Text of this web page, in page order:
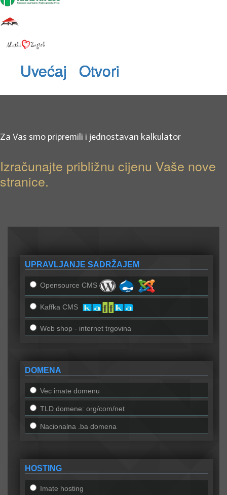
Uvećaj Otvori
Uvećaj Otvori
Uvećaj Otvori
Uvećaj Otvori
Uvećaj Otvori
Uvećaj Otvori
Uvećaj Otvori
Uvećaj Otvori
Uvećaj Otvori
Za Vas smo pripremili i jednostavan kalkulator
Izračunajte približnu cijenu Vaše nove
stranice.